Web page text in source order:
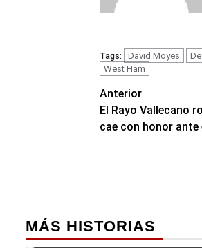
Tags: David Moyes
West Ham
de
Anterior
El Rayo Vallecano
cae con honor
MÁS HISTORIAS